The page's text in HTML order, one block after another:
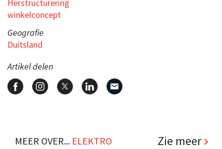
Herstructurering
winkelconcept
Geografie
Duitsland
Artikel delen
MEER OVER... ELEKTRO Zie meer